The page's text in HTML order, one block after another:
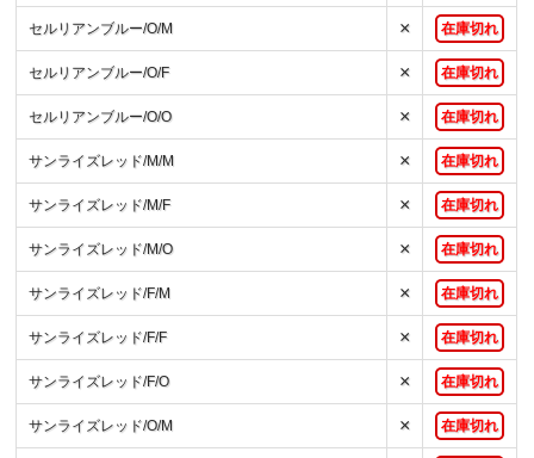
セルリアンブルー/O/M × 在庫切れ
セルリアンブルー/O/F × 在庫切れ
セルリアンブルー/O/O × 在庫切れ
サンライズレッド/M/M × 在庫切れ
サンライズレッド/M/F × 在庫切れ
サンライズレッド/M/O × 在庫切れ
サンライズレッド/F/M × 在庫切れ
サンライズレッド/F/F × 在庫切れ
サンライズレッド/F/O × 在庫切れ
サンライズレッド/O/M × 在庫切れ